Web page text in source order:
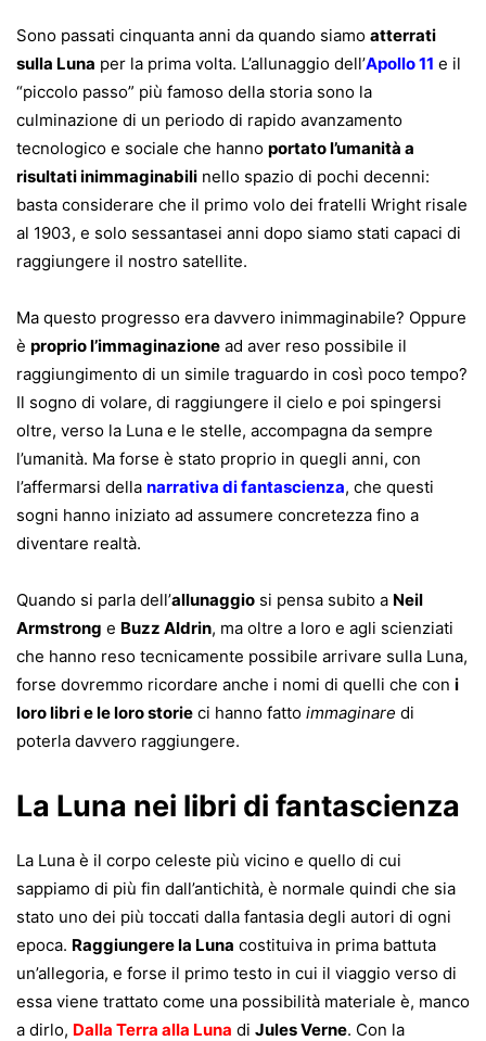
Sono passati cinquanta anni da quando siamo atterrati
sulla Luna per la prima volta. L’allunaggio dell’Apollo 11 e il
“piccolo passo” più famoso della storia sono la
culminazione di un periodo di rapido avanzamento
tecnologico e sociale che hanno portato l’umanità a
risultati inimmaginabili nello spazio di pochi decenni:
basta considerare che il primo volo dei fratelli Wright risale
al 1903, e solo sessantasei anni dopo siamo stati capaci di
raggiungere il nostro satellite.
Ma questo progresso era davvero inimmaginabile? Oppure
è proprio l’immaginazione ad aver reso possibile il
raggiungimento di un simile traguardo in così poco tempo?
Il sogno di volare, di raggiungere il cielo e poi spingersi
oltre, verso la Luna e le stelle, accompagna da sempre
l’umanità. Ma forse è stato proprio in quegli anni, con
l’affermarsi della narrativa di fantascienza, che questi
sogni hanno iniziato ad assumere concretezza fino a
diventare realtà.
Quando si parla dell’allunaggio si pensa subito a Neil
Armstrong e Buzz Aldrin, ma oltre a loro e agli scienziati
che hanno reso tecnicamente possibile arrivare sulla Luna,
forse dovremmo ricordare anche i nomi di quelli che con i
loro libri e le loro storie ci hanno fatto immaginare di
poterla davvero raggiungere.
La Luna nei libri di fantascienza
La Luna è il corpo celeste più vicino e quello di cui
sappiamo di più fin dall’antichità, è normale quindi che sia
stato uno dei più toccati dalla fantasia degli autori di ogni
epoca. Raggiungere la Luna costituiva in prima battuta
un’allegoria, e forse il primo testo in cui il viaggio verso di
essa viene trattato come una possibilità materiale è, manco
a dirlo, Dalla Terra alla Luna di Jules Verne. Con la